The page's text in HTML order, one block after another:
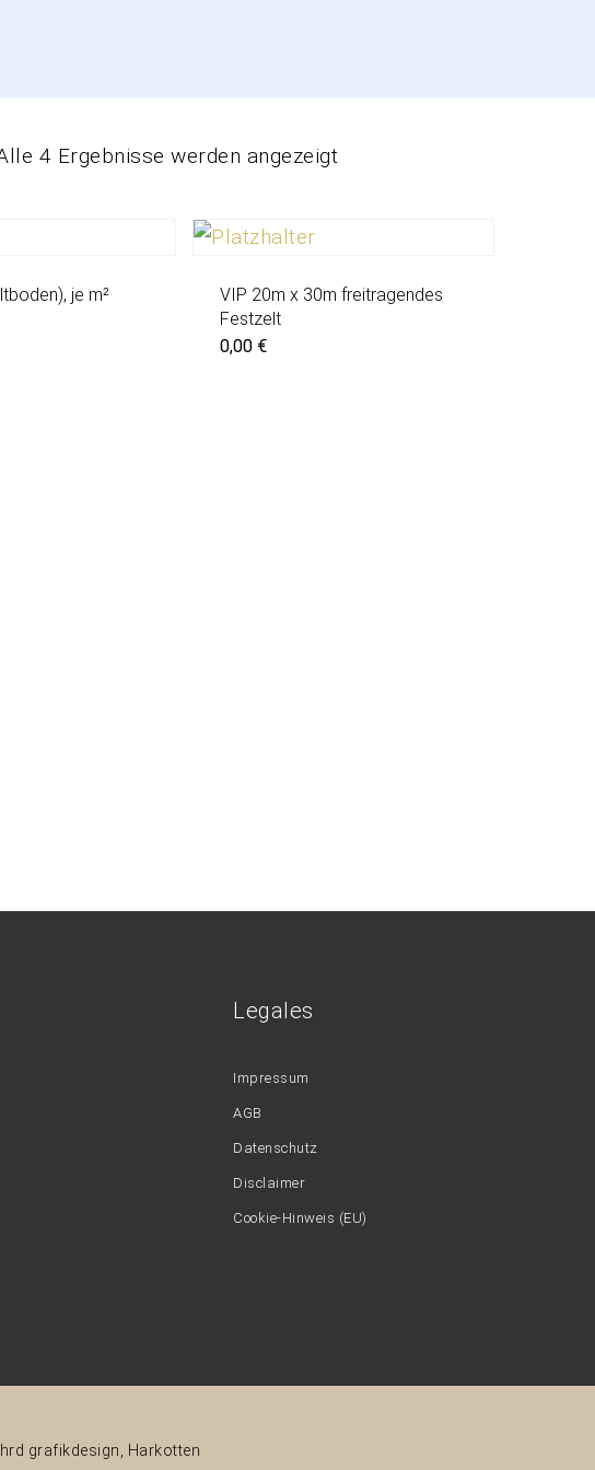
4 Ergebnisse werden angezeigt
je m²
VIP 20m x 30m freitragendes
Festzelt
0,00 €
Legales
Impressum
AGB
Datenschutz
Disclaimer
Cookie-Hinweis (EU)
hrd grafikdesign, Harkotten